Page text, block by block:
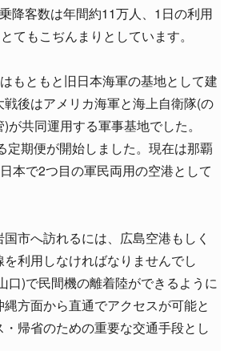
降客数は年間約11万人、1日の利用
てもこぢんまりとしています。
もともと旧日本海軍の基地として建
後はアメリカ海軍と海上自衛隊(の
共同運用する軍事基地でした。
定期便が開始しました。現在は那覇
本で2つ目の軍民両用の空港として
市へ訪れるには、広島空港もしく
利用しなければなりませんでし
口)で民間機の離着陸ができるように
方面から直通でアクセスが可能と
帰省のための重要な交通手段とし